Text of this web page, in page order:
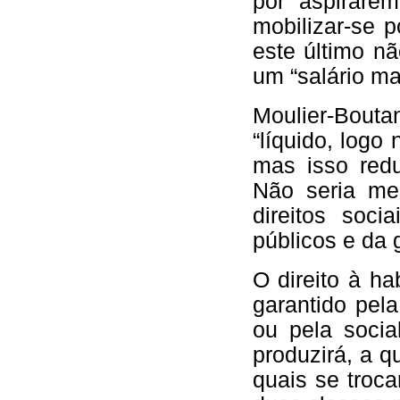
mobilizar-se
este último
um “salário
Moulier-
“líquido, logo
mas isso
Não seria
direitos
públicos e da
O direito à
garantido
ou pela
produzirá, a
quais se